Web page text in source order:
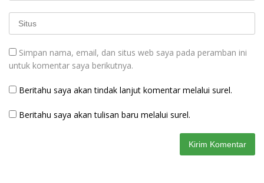
Simpan nama, email, dan situs web saya pada peramban ini
untuk komentar saya berikutnya.
Beritahu saya akan tindak lanjut komentar melalui surel.
Beritahu saya akan tulisan baru melalui surel.